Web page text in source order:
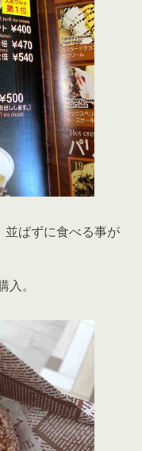
並ばずに食べる事が
。